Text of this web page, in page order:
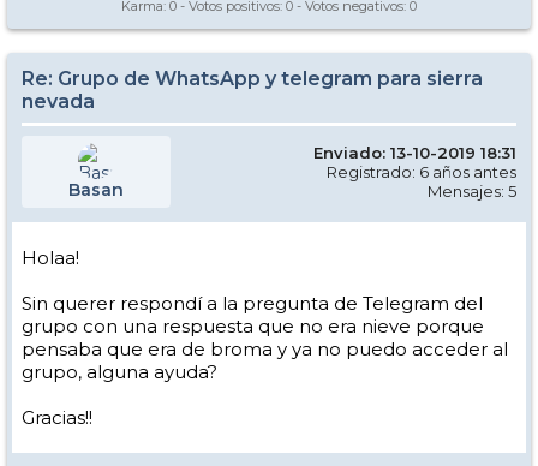
Karma: 0 - Votos positivos: 0 - Votos negativos: 0
Re: Grupo de WhatsApp y telegram para sierra
nevada
Basan
Enviado: 13-10-2019 18:31
Registrado: 6 años antes
Mensajes: 5
Holaa!
Sin querer respondí a la pregunta de Telegram del
grupo con una respuesta que no era nieve porque
pensaba que era de broma y ya no puedo acceder al
grupo, alguna ayuda?
Gracias!!